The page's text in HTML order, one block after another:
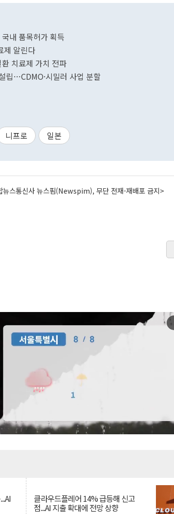
내 품목허가 획득
제 알린다
치료제 가치 전파
립…CDMO·시밀러 사업 분할
니프로 일본
뉴스통신사 뉴스핌(Newspim), 무단 전재-재배포 금지>
클라우드플레어 14% 급등해 신고
점...AI 지출 확대에 전망 상향